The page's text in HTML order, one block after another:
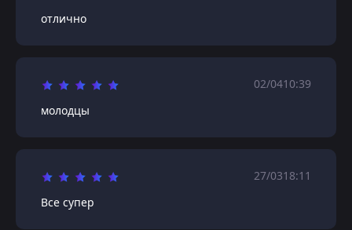
отлично
02/0410:39
молодцы
27/0318:11
Все супер